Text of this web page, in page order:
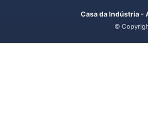
Casa da Indústria -
©